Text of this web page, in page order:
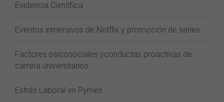
Evidencia Científica
Eventos inmersivos de Netflix y promoción de series
Factores psicosociales yconductas proactivas de
carrera universitarios
Estrés Laboral en Pymes